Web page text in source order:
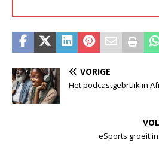
VORIGE
Het podcastgebruik in
eSports groeit